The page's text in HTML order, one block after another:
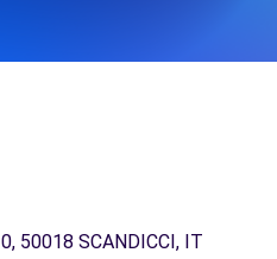
50018 SCANDICCI, IT